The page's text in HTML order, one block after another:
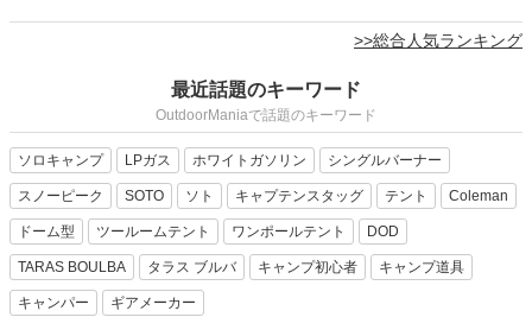
>>総合人気ランキング
最近話題のキーワード
OutdoorManiaで話題のキーワード
ソロキャンプ LPガス ホワイトガソリン シングルバーナー
スノーピーク SOTO ソト キャプテンスタッグ テント Coleman
ドーム型 ツールームテント ワンポールテント DOD
TARAS BOULBA タラス ブルバ キャンプ初心者 キャンプ道具
キャンパー ギアメーカー